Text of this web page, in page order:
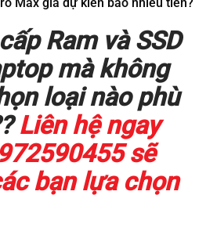
Ram và SSD
mà không
loại nào phù
Liên hệ ngay
sẽ
bạn lựa chọn